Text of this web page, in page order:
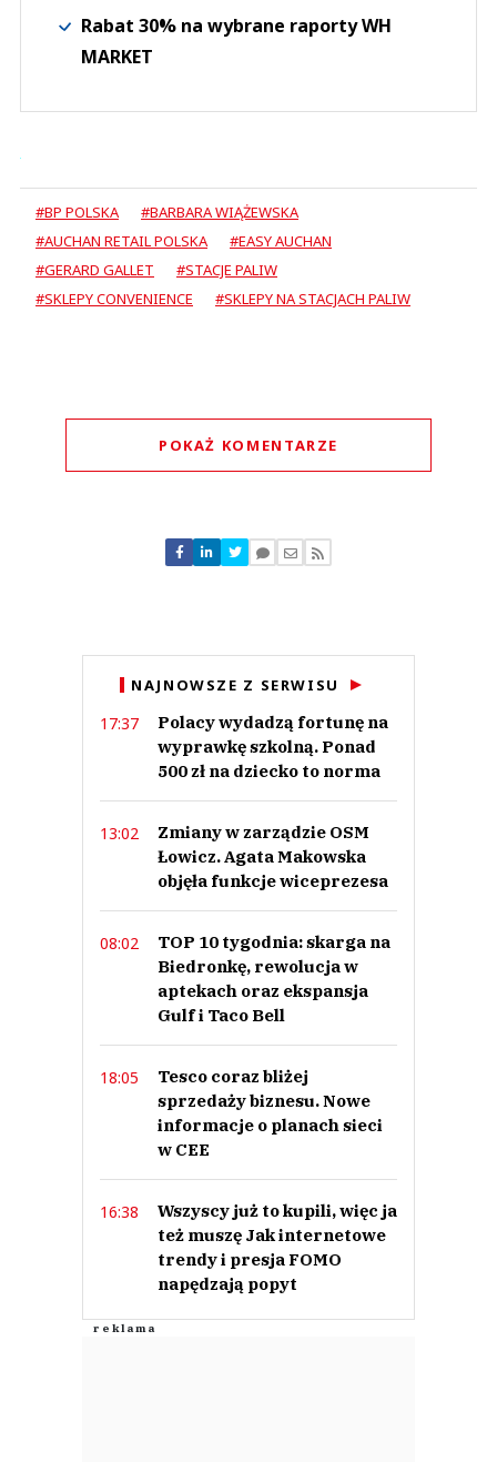
Rabat 30% na wybrane raporty WH
MARKET
#BP POLSKA
#BARBARA WIĄŻEWSKA
#AUCHAN RETAIL POLSKA
#EASY AUCHAN
#GERARD GALLET
#STACJE PALIW
#SKLEPY CONVENIENCE
#SKLEPY NA STACJACH PALIW
POKAŻ KOMENTARZE
Nie znaleziono komentarzy
Zostaw swoje komentarze
NAJNOWSZE Z SERWISU
17:37
Polacy wydadzą fortunę na
wyprawkę szkolną. Ponad
500 zł na dziecko to norma
13:02
Zmiany w zarządzie OSM
Łowicz. Agata Makowska
objęła funkcje wiceprezesa
08:02
TOP 10 tygodnia: skarga na
Biedronkę, rewolucja w
aptekach oraz ekspansja
Gulf i Taco Bell
18:05
Tesco coraz bliżej
sprzedaży biznesu. Nowe
informacje o planach sieci
w CEE
16:38
Wszyscy już to kupili, więc ja
też muszę Jak internetowe
trendy i presja FOMO
napędzają popyt